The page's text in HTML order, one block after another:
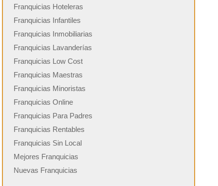
Franquicias Hoteleras
Franquicias Infantiles
Franquicias Inmobiliarias
Franquicias Lavanderías
Franquicias Low Cost
Franquicias Maestras
Franquicias Minoristas
Franquicias Online
Franquicias Para Padres
Franquicias Rentables
Franquicias Sin Local
Mejores Franquicias
Nuevas Franquicias